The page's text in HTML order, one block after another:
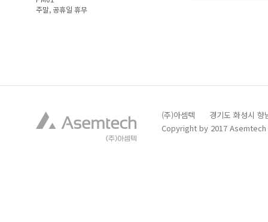
주말, 공휴일 휴무
(주)아셈텍 경기도 화성시
Copyright by 2017